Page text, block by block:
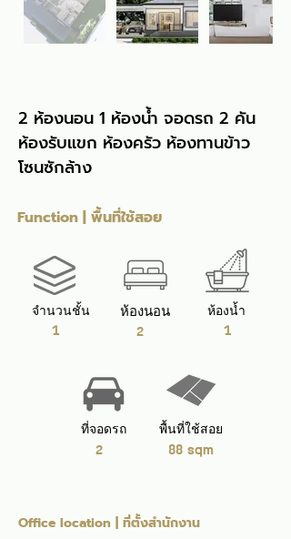
2 ห้องนอน 1 ห้องน้ำ จอดรถ 2 คัน
ห้องรับแขก ห้องครัว ห้องทานข้าว
โซนซักล้าง
Function | พื้นที่ใช้สอย
จำนวนชั้น
2
ห้องนอน
2
ที่จอดรถ
88 sqm
พื้นที่ใช้สอย
ห้องน้ำ
1 1
Office location | ที่ตั้งสำนักงาน